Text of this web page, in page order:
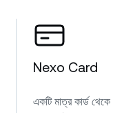
Nexo Card
একটি মাত্র কার্ড